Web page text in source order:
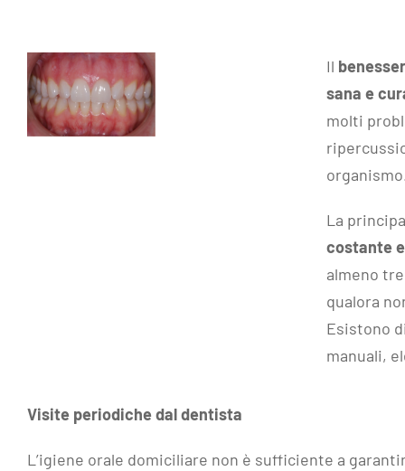
Il
sana e
molti
La
costante
almeno
qualora
Esistono
manuali,
Visite periodiche dal dentista
L’igiene orale domiciliare non è sufficiente a